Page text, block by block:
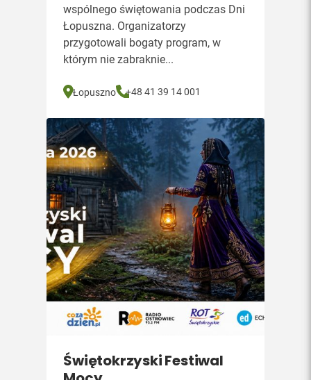
wspólnego świętowania podczas Dni
Łopuszna. Organizatorzy
przygotowali bogaty program, w
którym nie zabraknie...
Łopuszno +48 41 39 14 001
Świętokrzyski Festiwal